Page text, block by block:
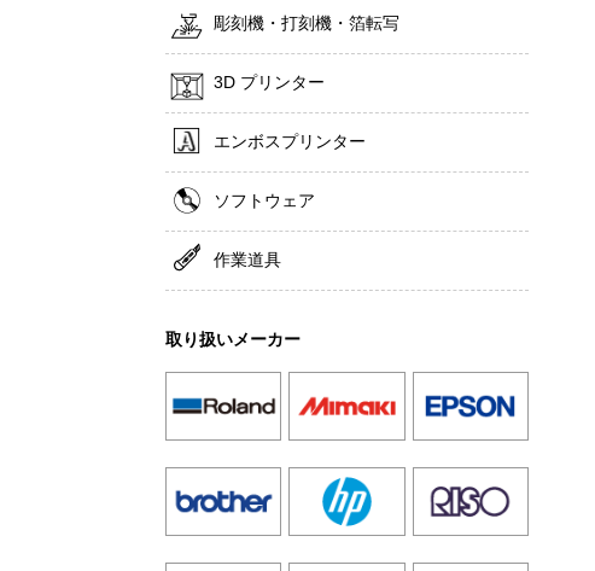
彫刻機・打刻機・箔転写
3D プリンター
エンボスプリンター
ソフトウェア
作業道具
取り扱いメーカー